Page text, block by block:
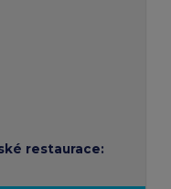
restaurace: